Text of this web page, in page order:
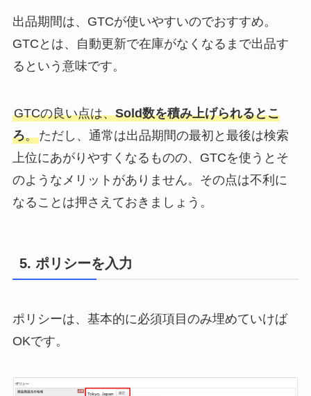
出品期間は、GTCが使いやすいのでおすすめ。
GTCとは、自動更新で在庫がなくなるまで出品す
るという意味です。
GTCの良い点は、Sold数を積み上げられるとこ
ろ。ただし、通常は出品期間の最初と最後は検索
上位にあがりやすくなるものの、GTCを使うとそ
のようなメリットがありません。その点は不利に
なることは押さえておきましょう。
5. ポリシーを入力
ポリシーは、基本的に必須項目のみ埋めていけば
OKです。